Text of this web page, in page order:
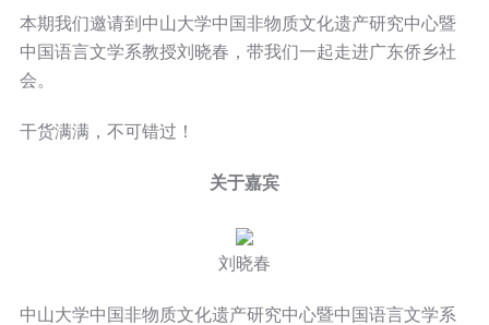
本期我们邀请到中山大学中国非物质文化遗产研究中心暨
中国语言文学系教授刘晓春，带我们一起走进广东侨乡社
会。
干货满满，不可错过！
关于嘉宾
刘晓春
中山大学中国非物质文化遗产研究中心暨中国语言文学系